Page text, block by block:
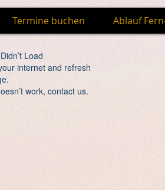
Termine buchen Ablauf
Load
internet and refresh
work, contact us.